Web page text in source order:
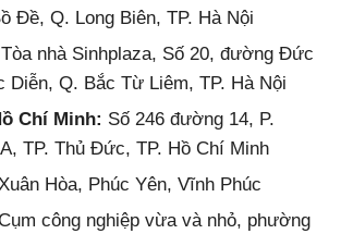
Đề, Q. Long Biên, TP. Hà Nội
Tòa nhà Sinhplaza, Số 20, đường Đức
Diễn, Q. Bắc Từ Liêm, TP. Hà Nội
Chí Minh: Số 246 đường 14, P.
TP. Thủ Đức, TP. Hồ Chí Minh
Hòa, Phúc Yên, Vĩnh Phúc
công nghiệp vừa và nhỏ, phường